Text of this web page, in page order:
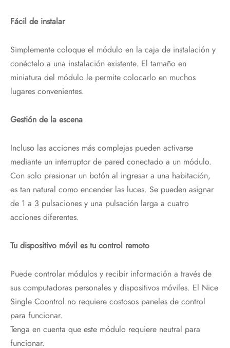
Fácil de instalar
Simplemente coloque el módulo en la caja de instalación y
conéctelo a una instalación existente. El tamaño en
miniatura del módulo le permite colocarlo en muchos
lugares convenientes.
Gestión de la escena
Incluso las acciones más complejas pueden activarse
mediante un interruptor de pared conectado a un módulo.
Con solo presionar un botón al ingresar a una habitación,
es tan natural como encender las luces. Se pueden asignar
de 1 a 3 pulsaciones y una pulsación larga a cuatro
acciones diferentes.
Tu dispositivo móvil es tu control remoto
Puede controlar módulos y recibir información a través de
sus computadoras personales y dispositivos móviles. El Nice
Single Coontrol no requiere costosos paneles de control
para funcionar.
Tenga en cuenta que este módulo requiere neutral para
funcionar.